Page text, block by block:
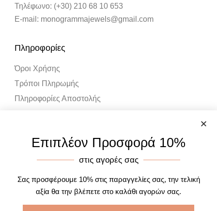
Τηλέφωνο: (+30) 210 68 10 653
E-mail: monogrammajewels@gmail.com
Πληροφορίες
Όροι Χρήσης
Τρόποι Πληρωμής
Πληροφορίες Αποστολής
Ο Λογαριασμός μου
Καλάθι Αγορών
Επιπλέον Προσφορά 10%
στις αγορές σας
Σας προσφέρουμε 10% στις παραγγελίες σας, την τελική
αξία θα την βλέπετε στο καλάθι αγορών σας.